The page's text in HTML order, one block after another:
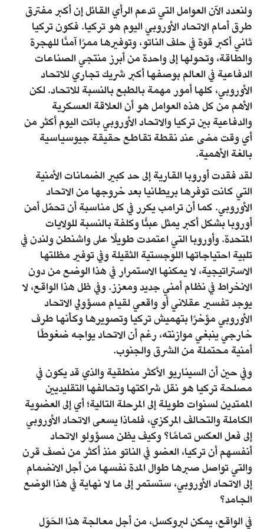
ولنعدد الآن العوامل التي تدعم الرأي القائل إن أكبر مفترق
طرق أمام الاتحاد الأوروبي اليوم هو تركيا. فكون تركيا
ثاني أكبر قوة في حلف الناتو، وتوفيرها ممرًا آمنًا للهجرة
والطاقة، وتحولها إلى واحدة من أبرز منتجي الصناعات
الدفاعية في العالم بوصفها أكبر شريك تجاري للاتحاد
الأوروبي، كلها أمور مهمة بالطبع بالنسبة للاتحاد. لكن
الأهم من كل هذه العوامل هو أن العلاقة العسكرية
والدفاعية بين تركيا والاتحاد الأوروبي باتت اليوم أكثر من
أي وقت مضى عند نقطة تقاطع حقيقة جيوسياسية
بالغة الأهمية.
لقد فقدت أوروبا القارية إلى حد كبير الضمانات الأمنية
التي كانت توفرها بريطانيا بعد خروجها من الاتحاد
الأوروبي. كما أن ترامب يكرر في كل مناسبة أن تحمّل أمن
أوروبا بشكل أكبر يمثل عبئًا وكلفة بالنسبة للولايات
المتحدة. وأوروبا التي اعتمدت طويلًا على واشنطن ولندن في
تلبية احتياجاتها اللوجستية الثقيلة وفي توفير مظلتها
الاستراتيجية، لا يمكنها الاستمرار في هذا الوضع من دون
الانخراط في نظام أمني جديد ومعزز. وفي ظل هذا الواقع، لا
يوجد تفسير عقلاني أو واقعي لقيام مسؤولي الاتحاد
الأوروبي مؤخرًا بتهميش تركيا وتصويرها وكأنها طرف
خارجي ينبغي موازنته، رغم أن الاتحاد يواجه ضغوطًا
أمنية محتملة من الشرق والجنوب.
وفي حين أن السيناريو الأكثر منطقية والذي قد يكون في
مصلحة تركيا هو نقل شراكتها وتحالفها التقليديين
الممتدين لسنوات طويلة إلى المرحلة التالية؛ أي إلى العضوية
الكاملة والتحالف المركزي، فلماذا يسعى الاتحاد الأوروبي
إلى فعل العكس تمامًا؟ وكيف يظن مسؤولو الاتحاد
أنفسهم أن تركيا، العضو في الناتو منذ أكثر من نصف قرن
والتي تواصل صبرها طوال المدة نفسها من أجل الانضمام
إلى الاتحاد الأوروبي، ستستمر إلى ما لا نهاية في هذا الوضع
الجامد؟
في الواقع، يمكن لبروكسل، من أجل معالجة هذا الحَوَل